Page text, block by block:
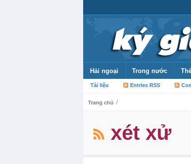
Hải ngoại Trong nước
Tài liệu Entries RSS
Trang chủ /
xét xử